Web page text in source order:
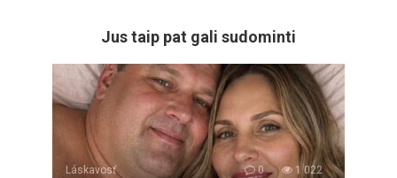
Jus taip pat gali sudominti
Láskavosť 0 1 022